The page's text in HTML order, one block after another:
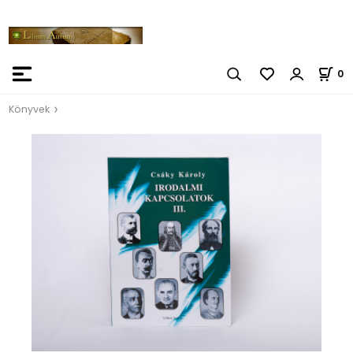
0
Könyvek